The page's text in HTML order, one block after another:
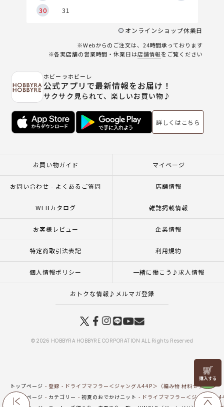
リリヤン
フェア
30
31
オンラインショップ休業日
※Webからのご注文は、24時間承っております
※各実店舗の営業時間・休業日は店舗情報をご覧ください
ホビーラホビーレ
公式アプリで最新情報をお届け！
サクサク見られて、楽しいお買い物♪
詳しくはこちら
お買い物ガイド マイページ
お問い合わせ - よくあるご質問 店舗情報
WEBカタログ 雑誌掲載情報
お客様レビュー 企業情報
特定商取引法表記 利用規約
個人情報ポリシー 一緒に働こう♪求人情報
おトクな情報♪メルマガ登録
© 2026 HOBBYRA HOBBYRE CORPORATION ALL Rights Reserved
トップページ 登録
ドライブマフラー＜ジャングル44P＞（編み物 材料セット）
トップページ
カテゴリー 初夏のおでかけニット
ドライブマフラー＜ジャングル